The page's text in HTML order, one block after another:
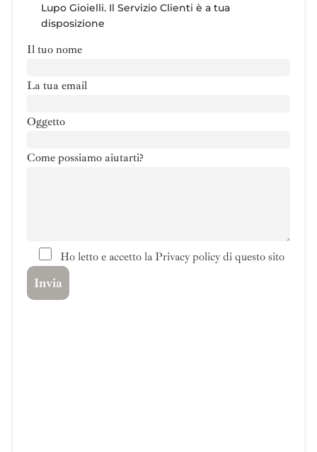
Lupo Gioielli. Il Servizio Clienti è a tua
disposizione
Il tuo nome
La tua email
Oggetto
Come possiamo aiutarti?
Ho letto e accetto la Privacy policy di questo sito